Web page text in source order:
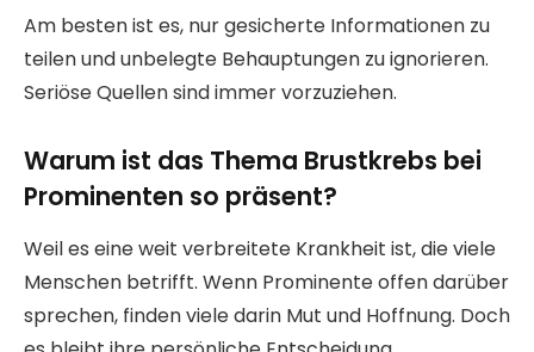
Am besten ist es, nur gesicherte Informationen zu
teilen und unbelegte Behauptungen zu ignorieren.
Seriöse Quellen sind immer vorzuziehen.
Warum ist das Thema Brustkrebs bei
Prominenten so präsent?
Weil es eine weit verbreitete Krankheit ist, die viele
Menschen betrifft. Wenn Prominente offen darüber
sprechen, finden viele darin Mut und Hoffnung. Doch